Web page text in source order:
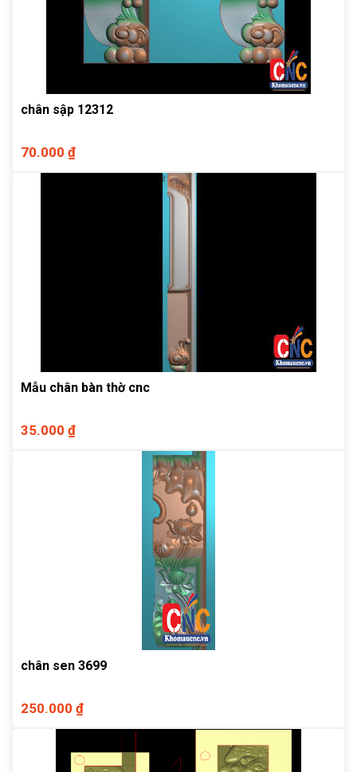
chân sập 12312
70.000 ₫
Mẫu chân bàn thờ cnc
35.000 ₫
chân sen 3699
250.000 ₫